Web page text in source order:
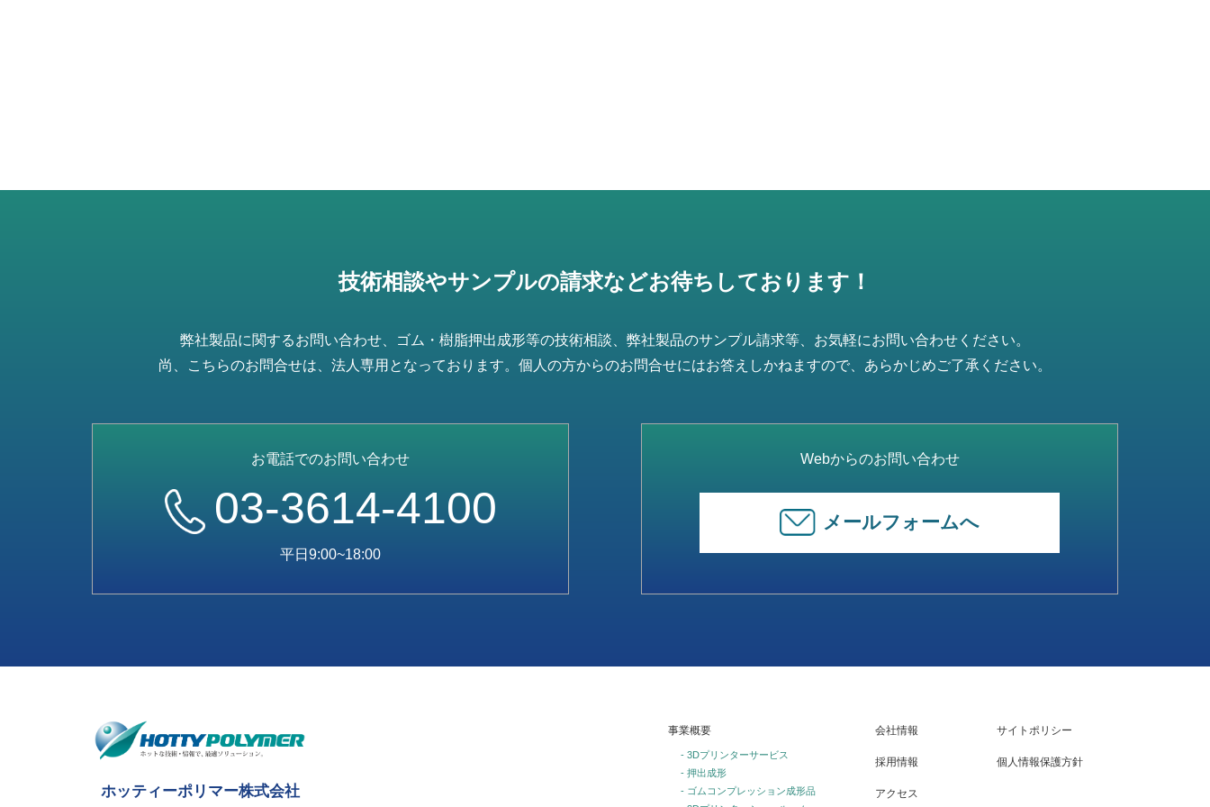
技術相談やサンプルの請求などお待ちしております！
弊社製品に関するお問い合わせ、ゴム・樹脂押出成形等の技術相談、弊社製品のサンプル請求等、お気軽にお問い合わせください。
尚、こちらのお問合せは、法人専用となっております。個人の方からのお問合せにはお答えしかねますので、あらかじめご了承ください。
お電話でのお問い合わせ
03-3614-4100
平日9:00~18:00
Webからのお問い合わせ
メールフォームへ
ホッティーポリマー株式会社
事業概要
- 3Dプリンターサービス
- 押出成形
- ゴムコンプレッション成形品
会社情報
採用情報
アクセス
サイトポリシー
個人情報保護方針